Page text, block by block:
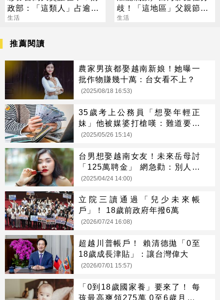
政部：「這類人」占逾6
成
生活
歧！「這地區」父親節慎
防豪大雨
生活
推薦閱讀
農家男孩都娶越南新娘！她曝一
批作物賺幾十萬：台女看不上？
(2025/08/18 16:53)
35歲考上公務員「想娶年輕正
妹」他被媒婆打槍嘆：難道要去
越南
(2025/05/26 15:14)
台男想娶越南女友！未來岳母討
「125萬聘金」 網急勸：別人財
兩失
(2025/04/24 14:00)
立院三讀通過「兒少未來帳
戶」！ 18歲前政府年撥6萬
(2026/07/24 16:08)
超越川普帳戶！ 賴清德拋「0至
18歲成長津貼」：讓台灣偉大
(2026/07/01 15:57)
「0到18歲國家養」要來了！ 每
孩最高爽領275萬 0至6歲月領1